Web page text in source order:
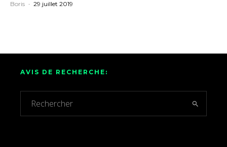
Boris · 29 juillet 2019
AVIS DE RECHERCHE: